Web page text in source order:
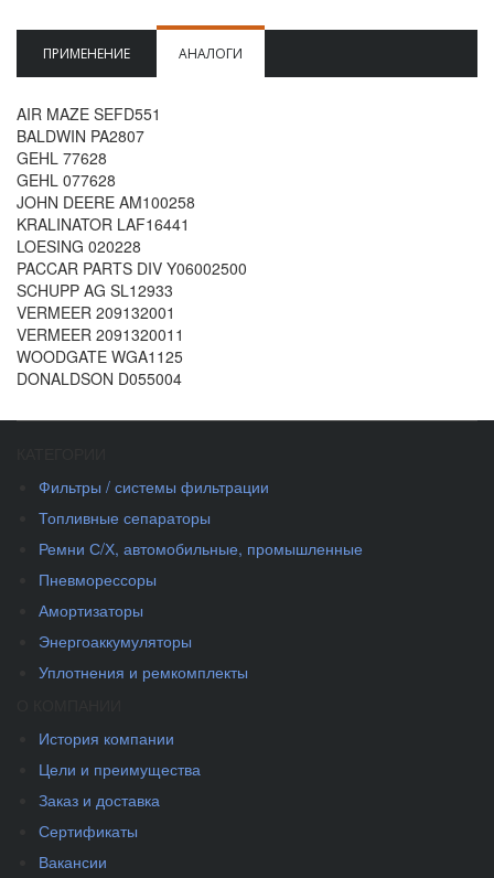
ПРИМЕНЕНИЕ АНАЛОГИ
AIR MAZE SEFD551
BALDWIN PA2807
GEHL 77628
GEHL 077628
JOHN DEERE AM100258
KRALINATOR LAF16441
LOESING 020228
PACCAR PARTS DIV Y06002500
SCHUPP AG SL12933
VERMEER 209132001
VERMEER 2091320011
WOODGATE WGA1125
DONALDSON D055004
Фильтры / системы фильтрации
Топливные сепараторы
Ремни С/Х, автомобильные, промышленные
Пневморессоры
Амортизаторы
Энергоаккумуляторы
Уплотнения и ремкомплекты
История компании
Цели и преимущества
Заказ и доставка
Сертификаты
Вакансии